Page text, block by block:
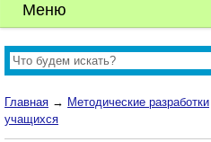
Меню
Главная → Методические разработки
учащихся